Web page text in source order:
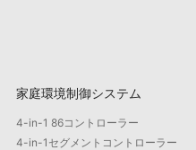
家庭環境制御システム
4-in-1 86コントローラー
4-in-1セグメントコントローラー